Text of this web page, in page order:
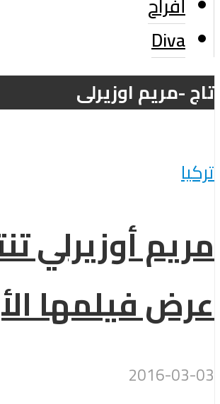
Diva
تاج -مريم اوزيرلى
تركيا
مريم أوزيرلي
عرض فيلمها
2016-03-03